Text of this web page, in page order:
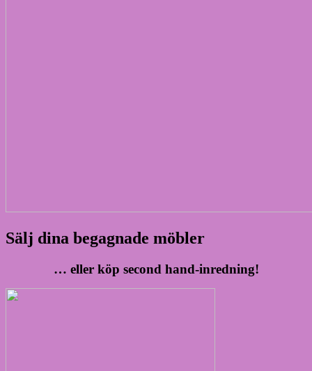
Sälj dina begagnade möbler
… eller köp second hand-inredning!